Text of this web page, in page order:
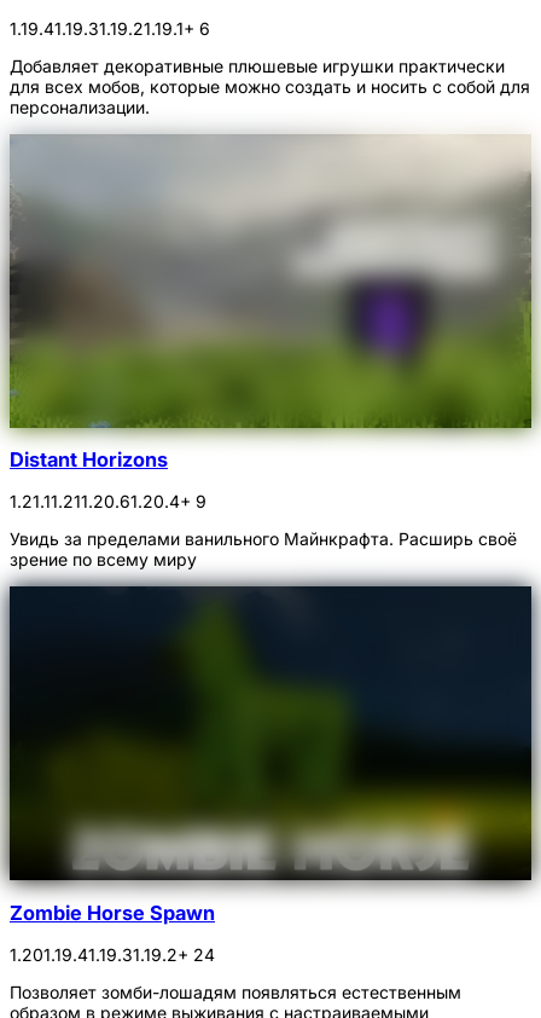
1.19.41.19.31.19.21.19.1+ 6
Добавляет декоративные плюшевые игрушки практически
для всех мобов, которые можно создать и носить с собой для
персонализации.
Distant Horizons
1.21.11.211.20.61.20.4+ 9
Увидь за пределами ванильного Майнкрафта. Расширь своё
зрение по всему миру
Zombie Horse Spawn
1.201.19.41.19.31.19.2+ 24
Позволяет зомби-лошадям появляться естественным
образом в режиме выживания с настраиваемыми